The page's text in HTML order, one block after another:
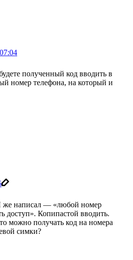
полученный код вводить в
номер телефона, на который и
же написал — «любой номер
доступ». Копипастой вводить.
можно получать код на номера
симки?